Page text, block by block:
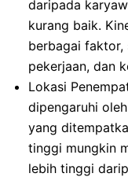
daripada
kurang baik.
berbagai
pekerjaan, dan
Lokasi
dipengaruhi
yang
tinggi mungkin
lebih tinggi